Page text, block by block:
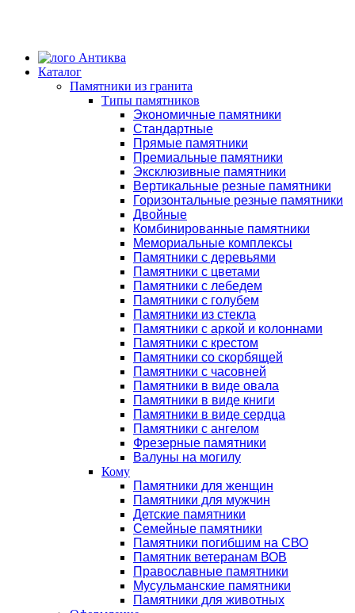
Каталог
Памятники из гранита
Типы памятников
Экономичные памятники
Стандартные
Прямые памятники
Премиальные памятники
Эксклюзивные памятники
Вертикальные резные памятники
Горизонтальные резные памятники
Двойные
Комбинированные памятники
Мемориальные комплексы
Памятники с деревьями
Памятники с цветами
Памятники с лебедем
Памятники с голубем
Памятники из стекла
Памятники с аркой и колоннами
Памятники с крестом
Памятники со скорбящей
Памятники с часовней
Памятники в виде овала
Памятники в виде книги
Памятники в виде сердца
Памятники с ангелом
Фрезерные памятники
Валуны на могилу
Кому
Памятники для женщин
Памятники для мужчин
Детские памятники
Семейные памятники
Памятники погибшим на СВО
Памятник ветеранам ВОВ
Православные памятники
Мусульманские памятники
Памятники для животных